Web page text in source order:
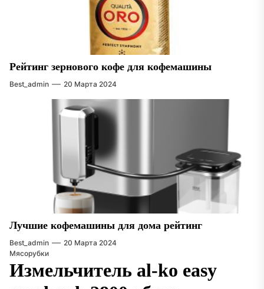
Рейтинг зернового кофе для кофемашины
Best_admin 20 Марта 2024
Лучшие кофемашины для дома рейтинг
Best_admin
20 Марта 2024
Мясорубки
Измельчитель al-ko easy